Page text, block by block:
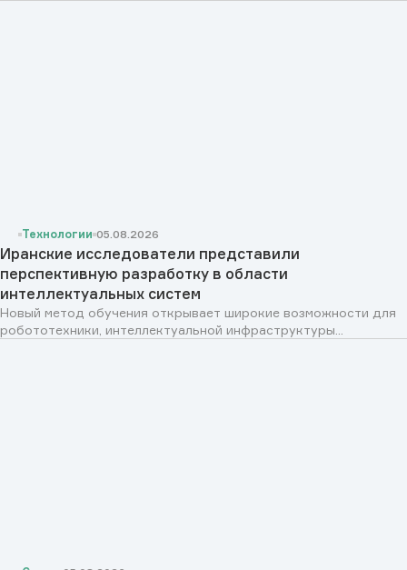
Технологии 05.08.2026
Иранские исследователи представили
перспективную разработку в области
интеллектуальных систем
Новый метод обучения открывает широкие возможности для
робототехники, интеллектуальной инфраструктуры...